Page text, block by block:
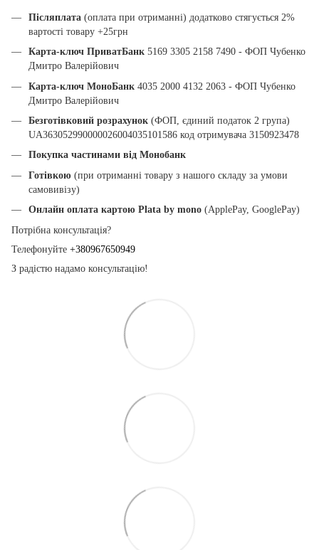
Післяплата (оплата при отриманні) додатково стягується 2%
вартості товару +25грн
Карта-ключ ПриватБанк 5169 3305 2158 7490 - ФОП Чубенко
Дмитро Валерійович
Карта-ключ МоноБанк 4035 2000 4132 2063 - ФОП Чубенко
Дмитро Валерійович
Безготівковий розрахунок (ФОП, єдиний податок 2 група)
UA363052990000026004035101586 код отримувача 3150923478
Покупка частинами від Монобанк
Готівкою (при отриманні товару з нашого складу за умови
самовивізу)
Онлайн оплата картою Plata by mono (ApplePay, GooglePay)
Потрібна консультація?
Телефонуйте +380967650949
З радістю надамо консультацію!